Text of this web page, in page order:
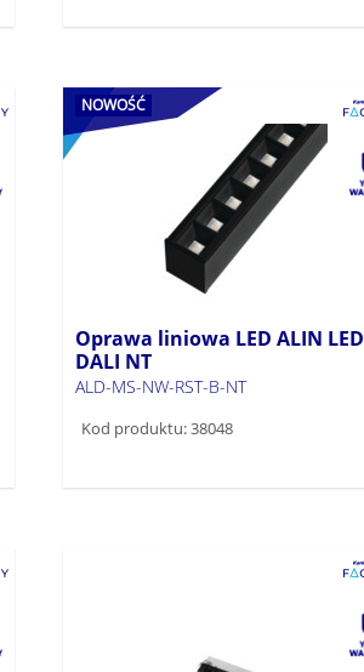
NOWOŚĆ
Oprawa liniowa LED ALIN LED
DALI NT
ALD-MS-NW-RST-B-NT
Kod produktu: 38048